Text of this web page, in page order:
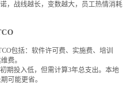
，战线越长，变数越大，员工热情消耗
包括：软件许可费、实施费、培训
费。
期投入低，但需计算3年总支出。本地
可能更省。